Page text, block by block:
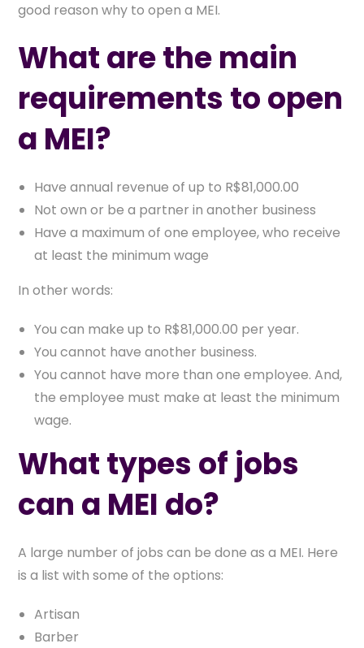
good reason why to open a MEI.
What are the main
requirements to open
a MEI?
Have annual revenue of up to R$81,000.00
Not own or be a partner in another business
Have a maximum of one employee, who receive
at least the minimum wage
In other words:
You can make up to R$81,000.00 per year.
You cannot have another business.
You cannot have more than one employee. And,
the employee must make at least the minimum
wage.
What types of jobs
can a MEI do?
A large number of jobs can be done as a MEI. Here
is a list with some of the options:
Artisan
Barber